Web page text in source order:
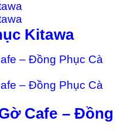
Kitawa
Cafe – Đồng